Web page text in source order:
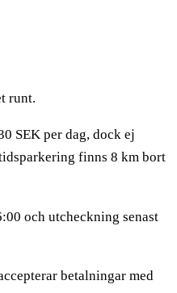
runt.
SEK per dag, dock ej
finns 8 km bort
och utcheckning senast
betalningar med